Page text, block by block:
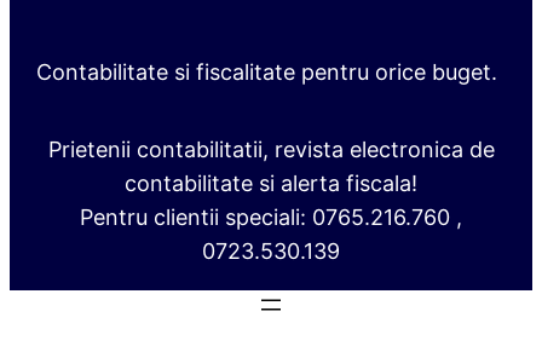
Contabilitate si fiscalitate pentru orice buget.
Prietenii contabilitatii, revista electronica de
contabilitate si alerta fiscala!
Pentru clientii speciali: 0765.216.760 ,
0723.530.139